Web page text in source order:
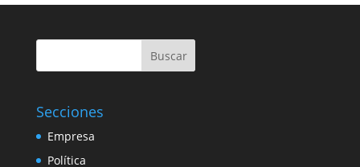
Buscar
Secciones
Empresa
Política